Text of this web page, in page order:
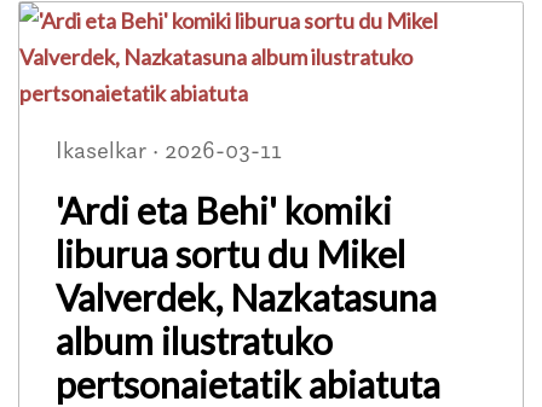
Ikaselkar · 2026-03-11
'Ardi eta Behi' komiki
liburua sortu du Mikel
Valverdek, Nazkatasuna
album ilustratuko
pertsonaietatik abiatuta